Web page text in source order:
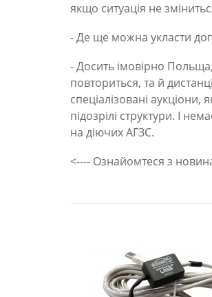
якщо ситуація не
- Де ще можна укласти
- Досить імовірно
повториться, та й
спеціалізовані
підозрілі структури. І
на діючих АГЗС.
<---- Ознайомтеся з